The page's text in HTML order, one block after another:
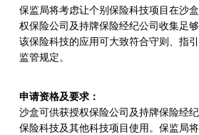
盒
保监局将考虑让个别保险科技项目在沙
权保险公司及持牌保险经纪公司收集足
该保险科技的应用可大致符合守则、指
监管规定。
申请资格及要求：
沙盒可供获授权保险公司及持牌保险经
保险科技及其他科技项目使用。保监局